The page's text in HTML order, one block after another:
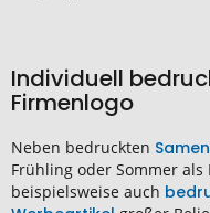
Individuell
Firmenlogo
Neben bedruckten
Frühling oder Sommer
beispielsweise auch